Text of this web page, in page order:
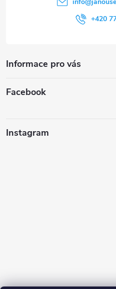
+420
Informace pro vás
Facebook
Instagram